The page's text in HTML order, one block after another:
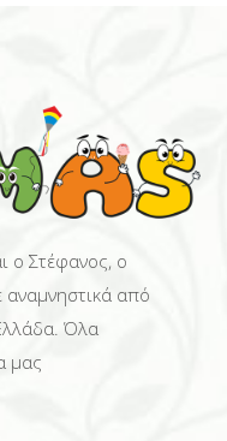
ο Στέφανος, ο
αναμνηστικά από
Όλα
μας